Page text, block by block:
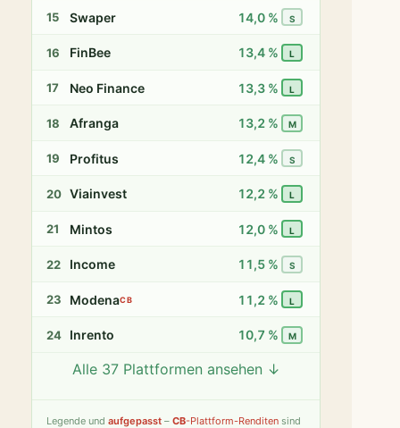
15 Swaper 14,0 % S
16 FinBee 13,4 % L
17 Neo Finance 13,3 % L
18 Afranga 13,2 % M
19 Profitus 12,4 % S
20 Viainvest 12,2 % L
21 Mintos 12,0 % L
22 Income 11,5 % S
23 ModenaCB 11,2 % L
24 Inrento 10,7 % M
Twino 9,8 %
Alle 37 Plattformen ansehen ↓
Legende und aufgepasst – CB-Plattform-Renditen sind